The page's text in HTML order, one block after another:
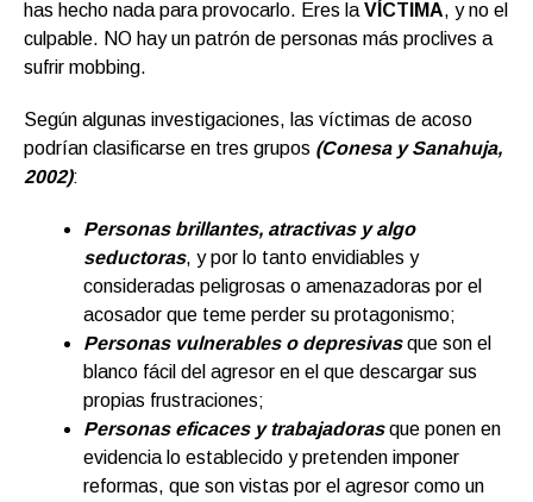
has hecho nada para provocarlo. Eres la VÍCTIMA, y no el
culpable. NO hay un patrón de personas más proclives a
sufrir mobbing.
Según algunas investigaciones, las víctimas de acoso
podrían clasificarse en tres grupos (Conesa y Sanahuja,
2002):
Personasbrillantes, atractivas y algo
seductoras, y por lo tanto envidiables y
consideradas peligrosas o amenazadoras por el
acosador que teme perder su protagonismo;
Personasvulnerables o depresivasque son el
blanco fácil del agresor en el que descargar sus
propias frustraciones;
Personas eficaces y trabajadorasque ponen en
evidencia lo establecido y pretenden imponer
reformas, que son vistas por el agresor como un